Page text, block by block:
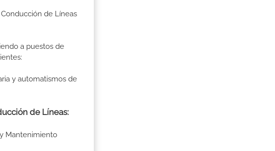
de Líneas
a puestos de
y automatismos de
de Líneas:
Mantenimiento